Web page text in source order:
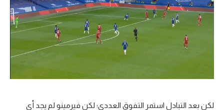
لكن بعد التبادل استمر التفوق العددي؛ لكن فيرمينو لم يجد أي